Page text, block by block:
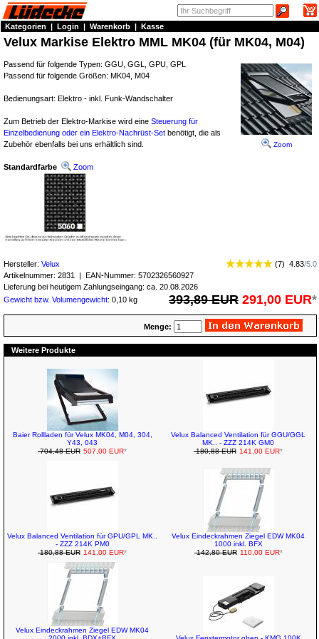
Kategorien | Login | Warenkorb | Kasse
Velux Markise Elektro MML MK04 (für MK04, M04)
Zoom
Passend für folgende Typen: GGU, GGL, GPU, GPL
Passend für folgende Größen: MK04, M04
Bedienungsart: Elektro - inkl. Funk-Wandschalter
Zum Betrieb der Elektro-Markise wird eine Steuerung für
Einzelbedienung oder ein Elektro-Nachrüst-Set benötigt, die als
Zubehör ebenfalls bei uns erhältlich sind.
Standardfarbe Zoom
Hersteller: Velux (7) 4.83/5.0
Artikelnummer: 2831 | EAN-Nummer: 5702326560927
Lieferung bei heutigem Zahlungseingang: ca. 20.08.2026
Gewicht bzw. Volumengewicht: 0,10 kg 393,89 EUR 291,00 EUR*
Menge:
Weitere Produkte
Baier Rollladen für Velux MK04, M04, 304,
Y43, 043
704,48 EUR 507,00 EUR*
Velux Balanced Ventilation für GGU/GGL
MK.. - ZZZ 214K GM0
180,88 EUR 141,00 EUR*
Velux Balanced Ventilation für GPU/GPL MK..
- ZZZ 214K PM0
180,88 EUR 141,00 EUR*
Velux Eindeckrahmen Ziegel EDW MK04
1000 inkl. BFX
142,80 EUR 110,00 EUR*
Velux Eindeckrahmen Ziegel EDW MK04